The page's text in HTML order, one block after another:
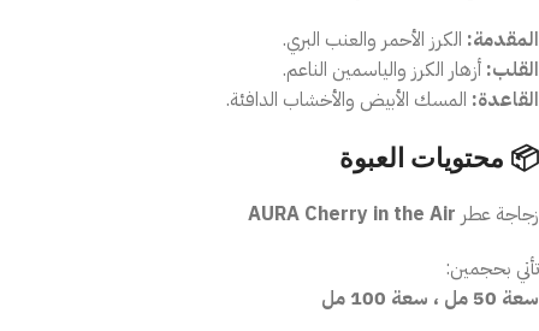
المقدمة: الكرز الأحمر والعنب البري.
القلب: أزهار الكرز والياسمين الناعم.
القاعدة: المسك الأبيض والأخشاب الدافئة.
📦 محتويات العبوة
زجاجة عطر AURA Cherry in the Air
تأتي بحجمين:
سعة 50 مل ، سعة 100 مل